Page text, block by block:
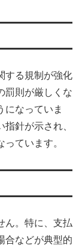
する規制が強化
罰則が厳しくな
になっていま
針が示され、
ています。
ん。特に、支払
合などが典型的